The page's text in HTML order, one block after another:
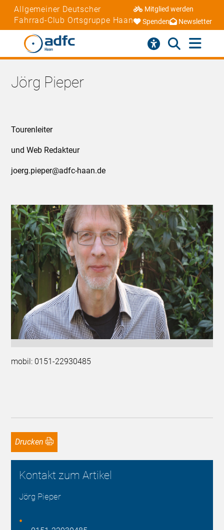
Allgemeiner Deutscher
Fahrrad-Club Ortsgruppe Haan
Mitglied werden
Spenden
Newsletter
Jörg Pieper
Tourenleiter
und Web Redakteur
joerg.pieper@adfc-haan.de
mobil: 0151-22930485
Drucken
Kontakt zum Artikel
Jörg Pieper